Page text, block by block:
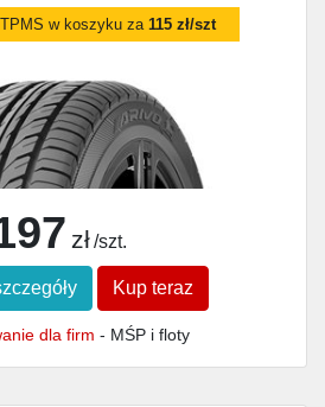
w koszyku za115 zł/szt
zł /szt.
Kup teraz
dla firm - MŚP i floty